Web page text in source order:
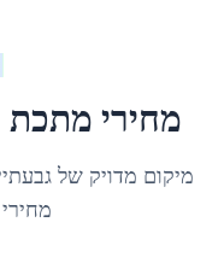
מחירי מתכת
מיקום מדויק של